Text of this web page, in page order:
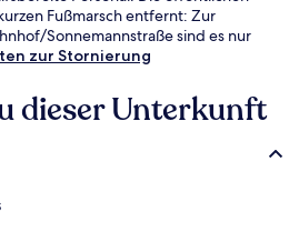
Fußmarsch entfernt: Zur
Sonnemannstraße sind es nur
Zobelstraße 4 Minuten.
zur Stornierung
dieser Unterkunft